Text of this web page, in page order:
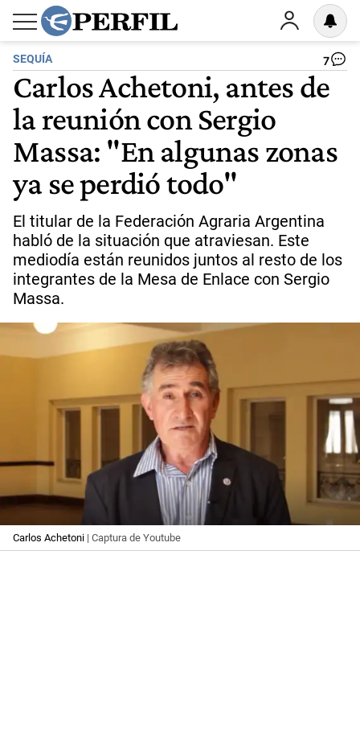
SEQUÍA 7
Carlos Achetoni, antes de
la reunión con Sergio
Massa: "En algunas zonas
ya se perdió todo"
El titular de la Federación Agraria Argentina
habló de la situación que atraviesan. Este
mediodía están reunidos juntos al resto de los
integrantes de la Mesa de Enlace con Sergio
Massa.
Carlos Achetoni | Captura de Youtube